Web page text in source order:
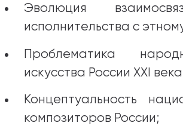
Эволюция
исполнительства с
Проблематика
искусства России XXI
Концептуальность
композиторов России;